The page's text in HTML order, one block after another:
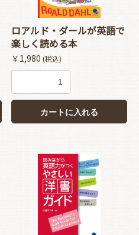
ロアルド・ダールが英語で
楽しく読める本
￥1,980 (税込)
カートに入れる
カートへ進む